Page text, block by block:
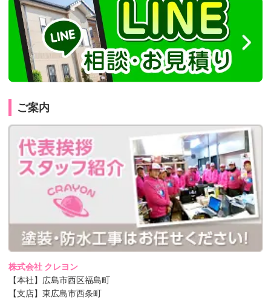
ご案内
株式会社 クレヨン
【本社】広島市西区福島町
【支店】東広島市西条町